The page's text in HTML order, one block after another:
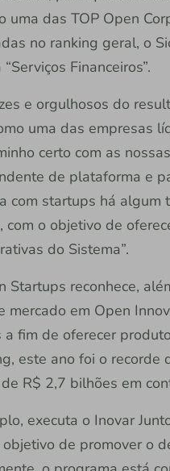
uma das TOP Open
no ranking geral, o
Financeiros”.
e orgulhosos do
uma das empresas
certo com as
de plataforma e
com startups há algum
com o objetivo de
do Sistema”.
Startups reconhece,
mercado em Open
fim de oferecer
este ano foi o recorde
R$ 2,7 bilhões em
executa o Inovar
de promover o